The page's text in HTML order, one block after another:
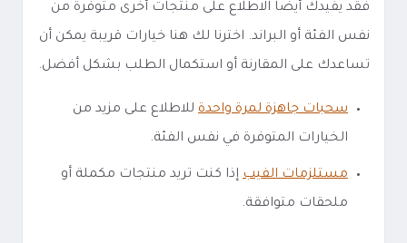
فقد يفيدك أيضًا الاطلاع على منتجات أخرى متوفرة من
نفس الفئة أو البراند. اخترنا لك هنا خيارات قريبة يمكن أن
تساعدك على المقارنة أو استكمال الطلب بشكل أفضل.
سحبات جاهزة لمرة واحدة للاطلاع على مزيد من
الخيارات المتوفرة في نفس الفئة.
مستلزمات الفيب إذا كنت تريد منتجات مكملة أو
ملحقات متوافقة.